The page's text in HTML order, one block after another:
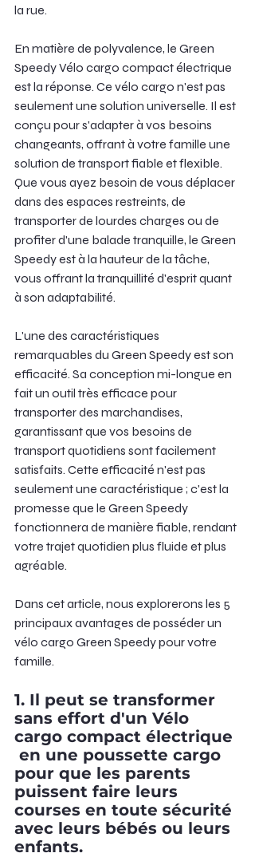
la rue.
En matière de polyvalence, le Green
Speedy Vélo cargo compact électrique
est la réponse. Ce vélo cargo n'est pas
seulement une solution universelle. Il est
conçu pour s'adapter à vos besoins
changeants, offrant à votre famille une
solution de transport fiable et flexible.
Que vous ayez besoin de vous déplacer
dans des espaces restreints, de
transporter de lourdes charges ou de
profiter d'une balade tranquille, le Green
Speedy est à la hauteur de la tâche,
vous offrant la tranquillité d'esprit quant
à son adaptabilité.
L'une des caractéristiques
remarquables du Green Speedy est son
efficacité. Sa conception mi-longue en
fait un outil très efficace pour
transporter des marchandises,
garantissant que vos besoins de
transport quotidiens sont facilement
satisfaits. Cette efficacité n'est pas
seulement une caractéristique ; c'est la
promesse que le Green Speedy
fonctionnera de manière fiable, rendant
votre trajet quotidien plus fluide et plus
agréable.
Dans cet article, nous explorerons les 5
principaux avantages de posséder un
vélo cargo Green Speedy pour votre
famille.
1. Il peut se transformer
sans effort d'un Vélo
cargo compact électrique
en une poussette cargo
pour que les parents
puissent faire leurs
courses en toute sécurité
avec leurs bébés ou leurs
enfants.